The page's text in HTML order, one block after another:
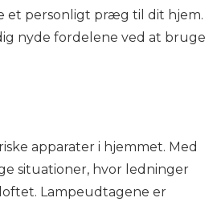
et personligt præg til dit hjem.
nyde fordelene ved at bruge
apparater i hjemmet. Med
situationer, hvor ledninger
Lampeudtagene er